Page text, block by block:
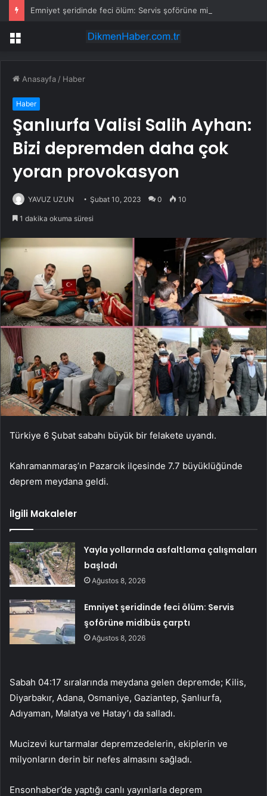
Menü
Anasayfa / Haber
Haber
Şanlıurfa Valisi Salih Ayhan:
Bizi depremden daha çok
yoran provokasyon
YAVUZ UZUN Şubat 10, 2023 0 10
1 dakika okuma süresi
Türkiye 6 Şubat sabahı büyük bir felakete uyandı.
Kahramanmaraş’ın Pazarcık ilçesinde 7.7 büyüklüğünde
deprem meydana geldi.
İlgili Makaleler
Yayla yollarında asfaltlama çalışmaları
başladı
Ağustos 8, 2026
Emniyet şeridinde feci ölüm: Servis
şoförüne midibüs çarptı
Ağustos 8, 2026
Sabah 04:17 sıralarında meydana gelen depremde; Kilis,
Diyarbakır, Adana, Osmaniye, Gaziantep, Şanlıurfa,
Adıyaman, Malatya ve Hatay’ı da salladı.
Mucizevi kurtarmalar depremzedelerin, ekiplerin ve
milyonların derin bir nefes almasını sağladı.
Ensonhaber’de yaptığı canlı yayınlarla deprem